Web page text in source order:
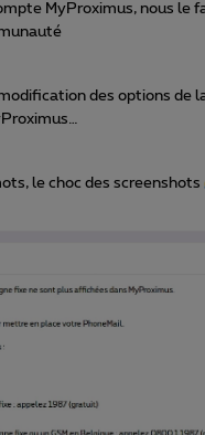
MyProximus, nous le
des options de
le choc des screenshots